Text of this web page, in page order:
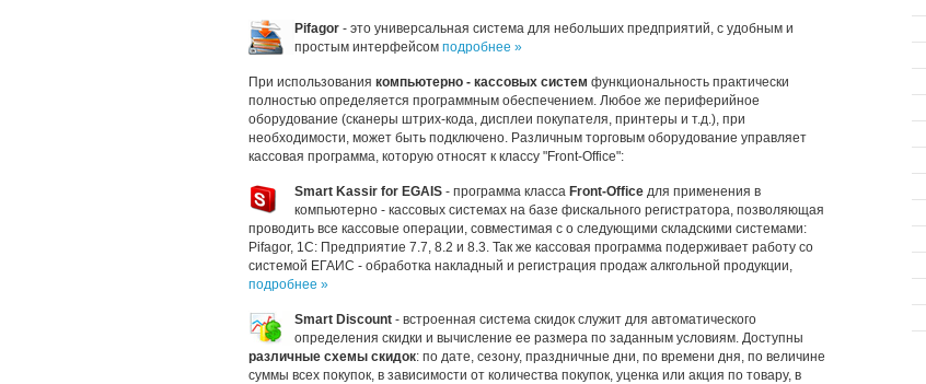
Pifagor - это универсальная система для небольших предприятий, с удобным и
простым интерфейсом подробнее »
При использования компьютерно - кассовых систем функциональность практически
полностью определяется программным обеспечением. Любое же периферийное
оборудование (сканеры штрих-кода, дисплеи покупателя, принтеры и т.д.), при
необходимости, может быть подключено. Различным торговым оборудование управляет
кассовая программа, которую относят к классу "Front-Office":
Smart Kassir for EGAIS - программа класса Front-Office для применения в
компьютерно - кассовых системах на базе фискального регистратора, позволяющая
проводить все кассовые операции, совместимая с о следующими складскими системами:
Pifagor, 1С: Предприятие 7.7, 8.2 и 8.3. Так же кассовая программа подерживает работу со
системой ЕГАИС - обработка накладный и регистрация продаж алкгольной продукции,
подробнее »
Smart Discount - встроенная система скидок служит для автоматического
определения скидки и вычисление ее размера по заданным условиям. Доступны
различные схемы скидок: по дате, сезону, праздничные дни, по времени дня, по величине
суммы всех покупок, в зависимости от количества покупок, уценка или акция по товару, в